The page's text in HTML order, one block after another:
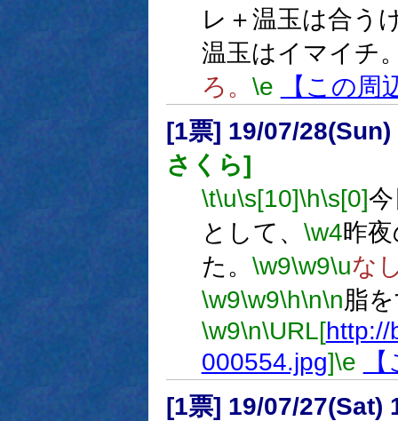
レ＋温玉は合う
温玉はイマイチ
ろ。 \e
【この周
[1票] 19/07/
さくら]
\t\u\s[10]\h\s[0]
として、 \w4昨
た。 \w9\w9\uな
\w9\w9\h\n\n脂
\w9\n\URL[http://
000554.jpg]\e
[1票] 19/07/27(Sat)